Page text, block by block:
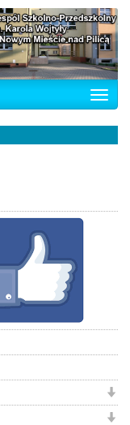
Toggle